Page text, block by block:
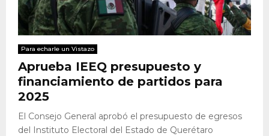
Para echarle un Vistazo
Aprueba IEEQ presupuesto y
financiamiento de partidos para
2025
El Consejo General aprobó el presupuesto de egresos
del Instituto Electoral del Estado de Querétaro